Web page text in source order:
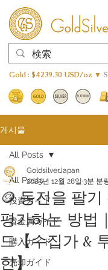
Gold : $4239.30 USD/oz ▼
게시물
All Posts
投資ガイド
貴金属ガイド
購入ガイド
売却ガイド
All Posts
🪙 동전을 팔
평가하는 방법
드【수집가 &
한】
GoldsilverJapan
2025년 12월 28일 3분 분